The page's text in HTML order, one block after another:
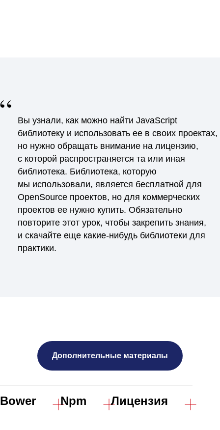
Вы узнали, как можно найти JavaScript
библиотеку и использовать ее в своих проектах,
но нужно обращать внимание на лицензию,
с которой распространяется та или иная
библиотека. Библиотека, которую
мы использовали, является бесплатной для
OpenSource проектов, но для коммерческих
проектов ее нужно купить. Обязательно
повторите этот урок, чтобы закрепить знания,
и скачайте еще какие-нибудь библиотеки для
практики.
Дополнительные материалы
Bower Npm Лицензия